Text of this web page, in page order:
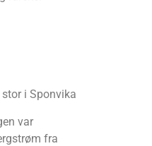
i Sponvika
var
fra